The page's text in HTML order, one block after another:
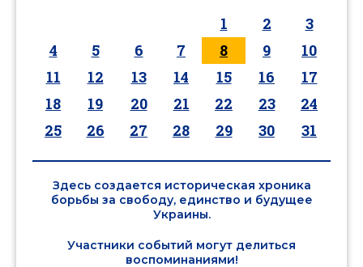
1 2
3
4
5 6 7 8 9
10
11
12 13 14 15 16
17
18
19 20 21 22 23
24
25
26 27 28 29 30 31
Здесь создается историческая хроника
борьбы за свободу, единство и будущее
Украины.
Участники событий могут делиться
воспоминаниями!